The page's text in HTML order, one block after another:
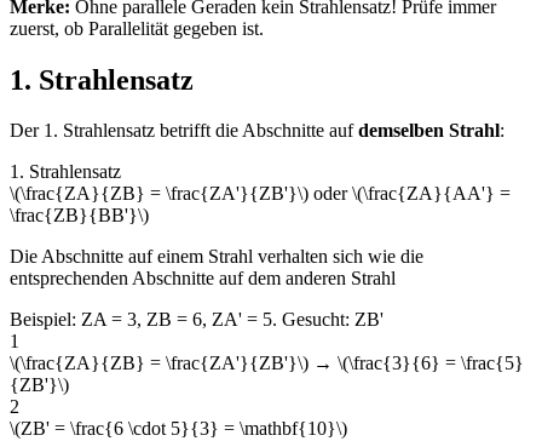
Merke: Ohne parallele Geraden kein Strahlensatz! Prüfe immer
zuerst, ob Parallelität gegeben ist.
1. Strahlensatz
Der 1. Strahlensatz betrifft die Abschnitte aufdemselben Strahl:
1. Strahlensatz
\(\frac{ZA}{ZB} = \frac{ZA'}{ZB'}\) oder \(\frac{ZA}{AA'} =
\frac{ZB}{BB'}\)
Die Abschnitte auf einem Strahl verhalten sich wie die
entsprechenden Abschnitte auf dem anderen Strahl
Beispiel: ZA = 3, ZB = 6, ZA' = 5. Gesucht: ZB'
1
\(\frac{ZA}{ZB} = \frac{ZA'}{ZB'}\) → \(\frac{3}{6} = \frac{5}
{ZB'}\)
2
\(ZB' = \frac{6 \cdot 5}{3} = \mathbf{10}\)